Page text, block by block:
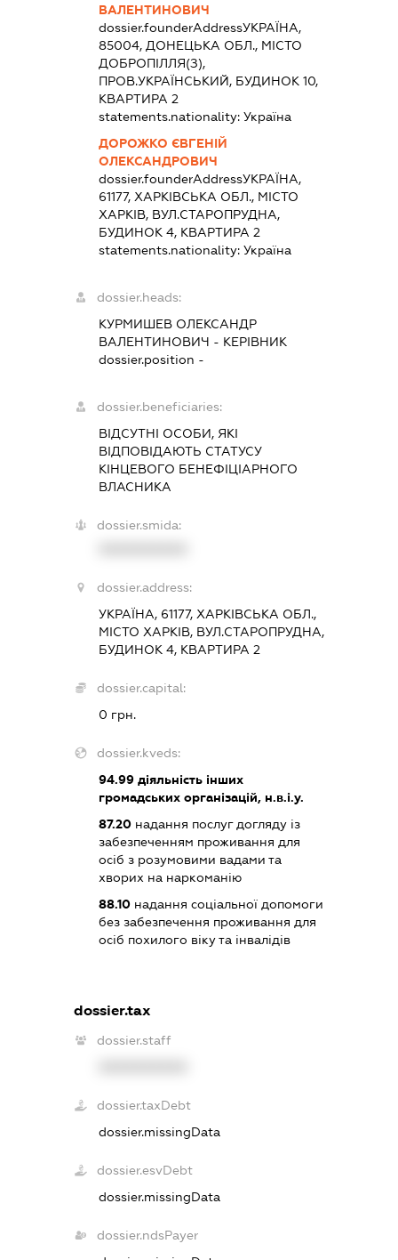
ВАЛЕНТИНОВИЧ
dossier.founderAddressУКРАЇНА,
85004, ДОНЕЦЬКА ОБЛ., МІСТО
ДОБРОПІЛЛЯ(З),
ПРОВ.УКРАЇНСЬКИЙ, БУДИНОК 10,
КВАРТИРА 2
statements.nationality: Україна
ДОРОЖКО ЄВГЕНІЙ
ОЛЕКСАНДРОВИЧ
dossier.founderAddressУКРАЇНА,
61177, ХАРКІВСЬКА ОБЛ., МІСТО
ХАРКІВ, ВУЛ.СТАРОПРУДНА,
БУДИНОК 4, КВАРТИРА 2
statements.nationality: Україна
dossier.heads:
КУРМИШЕВ ОЛЕКСАНДР
ВАЛЕНТИНОВИЧ - КЕРІВНИК
dossier.position -
dossier.beneficiaries:
ВІДСУТНІ ОСОБИ, ЯКІ
ВІДПОВІДАЮТЬ СТАТУСУ
КІНЦЕВОГО БЕНЕФІЦІАРНОГО
ВЛАСНИКА
dossier.smida:
dossier.address:
УКРАЇНА, 61177, ХАРКІВСЬКА ОБЛ.,
МІСТО ХАРКІВ, ВУЛ.СТАРОПРУДНА,
БУДИНОК 4, КВАРТИРА 2
dossier.capital:
0 грн.
dossier.kveds:
94.99діяльність інших
громадських організацій, н.в.і.у.
87.20надання послуг догляду із
забезпеченням проживання для
осіб з розумовими вадами та
хворих на наркоманію
88.10надання соціальної допомоги
без забезпечення проживання для
осіб похилого віку та інвалідів
dossier.tax
dossier.staff
dossier.taxDebt
dossier.missingData
dossier.esvDebt
dossier.missingData
dossier.ndsPayer